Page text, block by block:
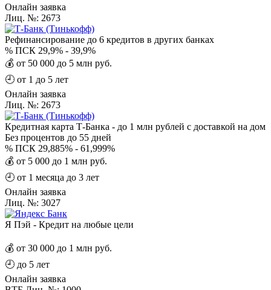
Онлайн заявка
Лиц. №: 2673
Рефинансирование до 6 кредитов в других банках
% ПСК 29,9% - 39,9%
💰 от 50 000 до 5 млн руб.
🕘 от 1 до 5 лет
Онлайн заявка
Лиц. №: 2673
Кредитная карта Т-Банка - до 1 млн рублей с доставкой на дом
Без процентов до 55 дней
% ПСК 29,885% - 61,999%
💰 от 5 000 до 1 млн руб.
🕘 от 1 месяца до 3 лет
Онлайн заявка
Лиц. №: 3027
Я Пэй - Кредит на любые цели
💰 от 30 000 до 1 млн руб.
🕘 до 5 лет
Онлайн заявка